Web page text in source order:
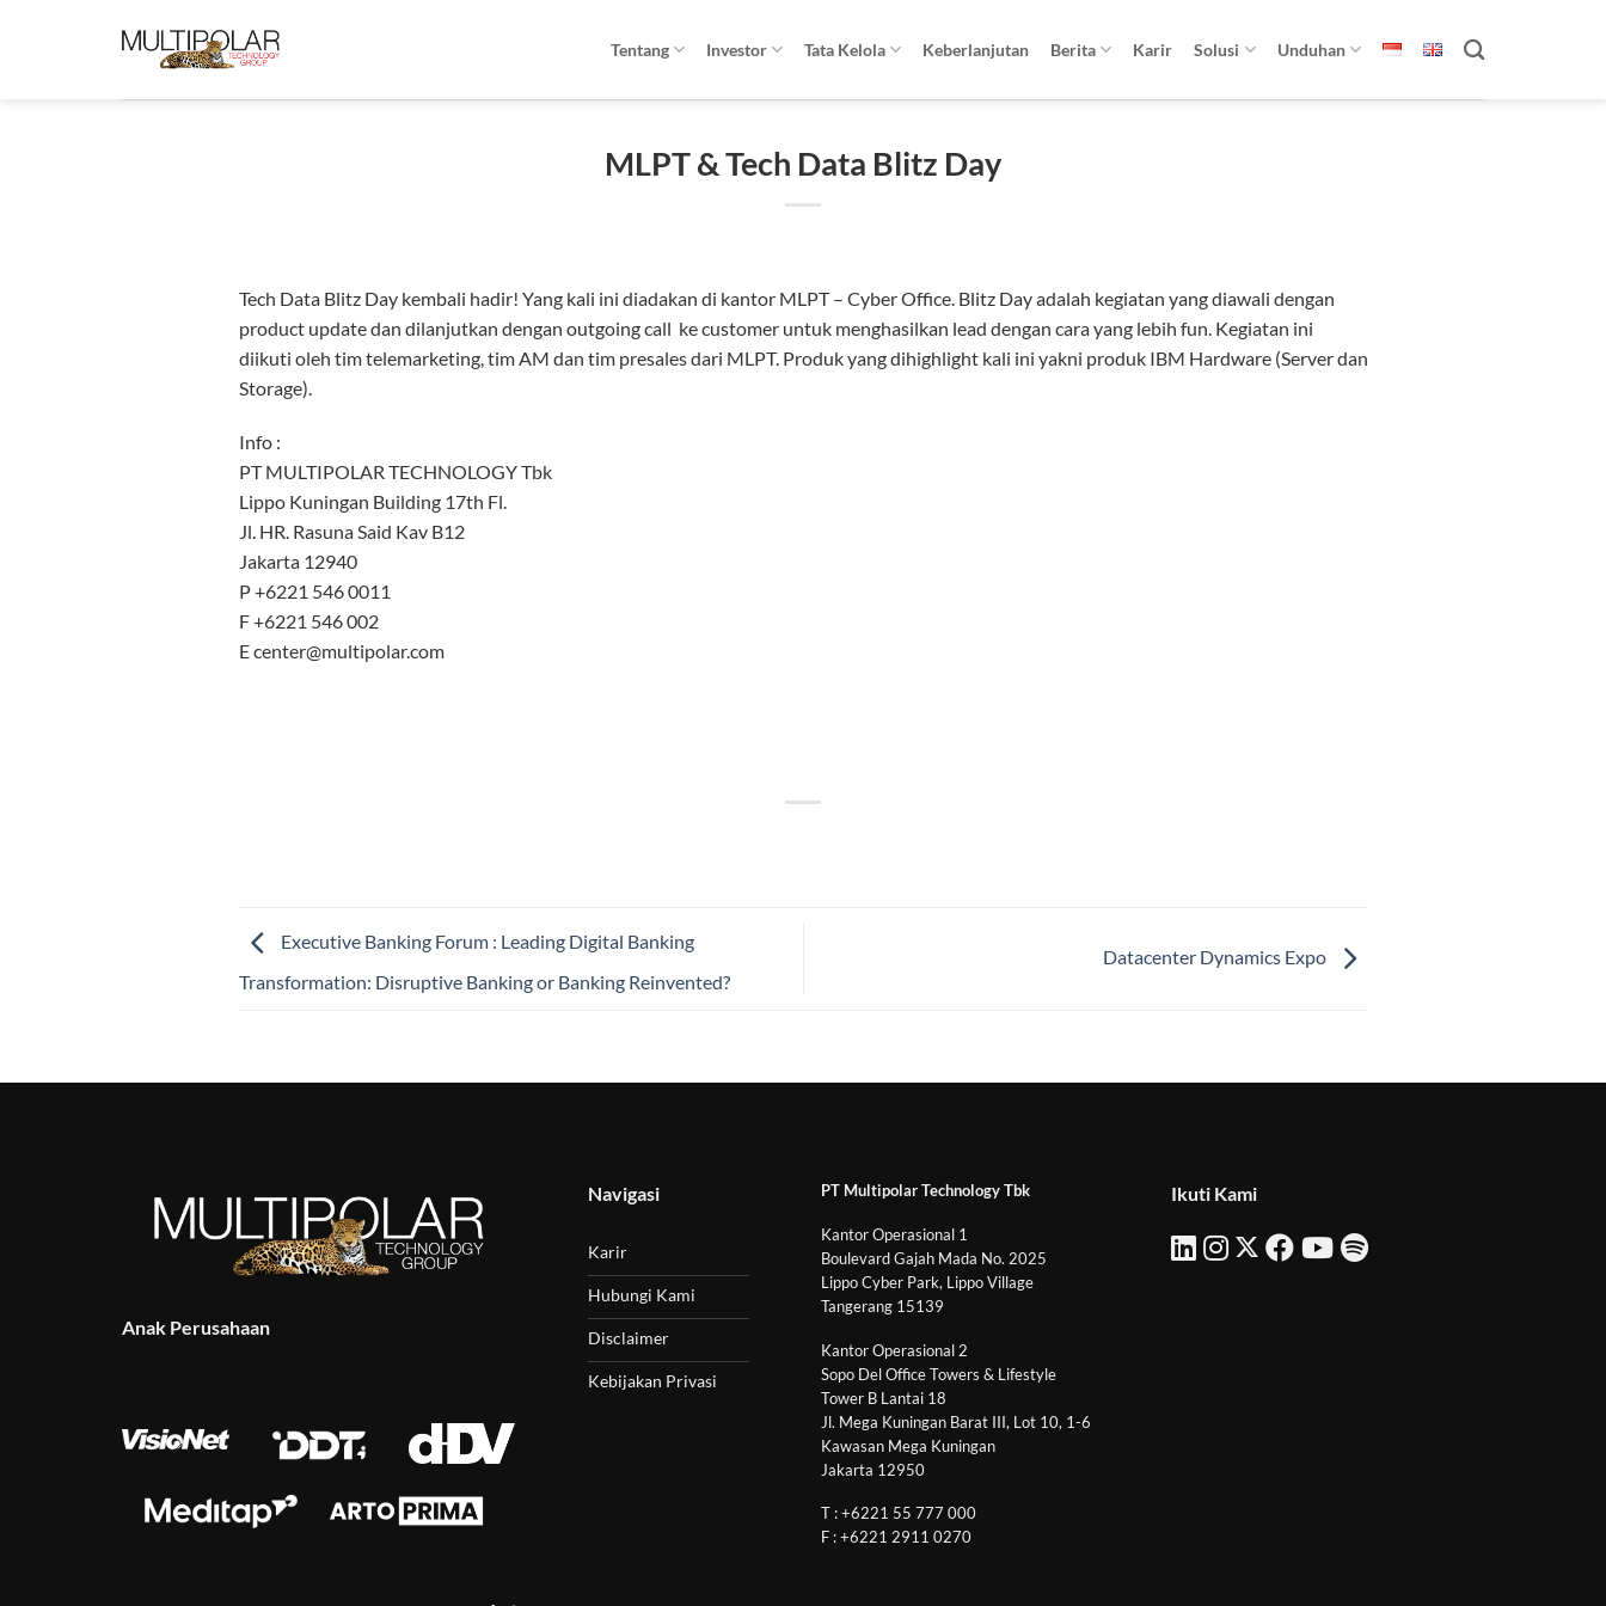
Tentang Investor Tata Kelola Keberlanjutan Berita Karir Solusi Unduhan
MLPT & Tech Data Blitz Day
Tech Data Blitz Day kembali hadir! Yang kali ini diadakan di kantor MLPT – Cyber Office. Blitz Day adalah kegiatan yang diawali dengan
product update dan dilanjutkan dengan outgoing call ke customer untuk menghasilkan lead dengan cara yang lebih fun. Kegiatan ini
diikuti oleh tim telemarketing, tim AM dan tim presales dari MLPT. Produk yang dihighlight kali ini yakni produk IBM Hardware (Server dan
Storage).
Info :
PT MULTIPOLAR TECHNOLOGY Tbk
Lippo Kuningan Building 17th Fl.
Jl. HR. Rasuna Said Kav B12
Jakarta 12940
P +6221 546 0011
F +6221 546 002
E center@multipolar.com
Executive Banking Forum : Leading Digital Banking
Transformation: Disruptive Banking or Banking Reinvented?
Datacenter Dynamics Expo
Anak Perusahaan
Navigasi
Karir
Hubungi Kami
Disclaimer
Kebijakan Privasi
PT Multipolar Technology Tbk
Kantor Operasional 1
Boulevard Gajah Mada No. 2025
Lippo Cyber Park, Lippo Village
Tangerang 15139
Kantor Operasional 2
Sopo Del Office Towers & Lifestyle
Tower B Lantai 18
Jl. Mega Kuningan Barat III, Lot 10, 1-6
Kawasan Mega Kuningan
Jakarta 12950
T : +6221 55 777 000
F : +6221 2911 0270
Ikuti Kami